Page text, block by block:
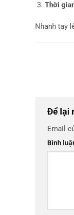
Thời
Nhanh tay
Để lại
Email
Bình